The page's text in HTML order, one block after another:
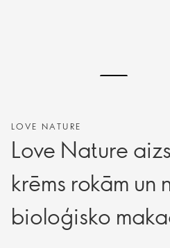
LOVE NATURE
Love Nature
krēms rokām un
bioloģisko